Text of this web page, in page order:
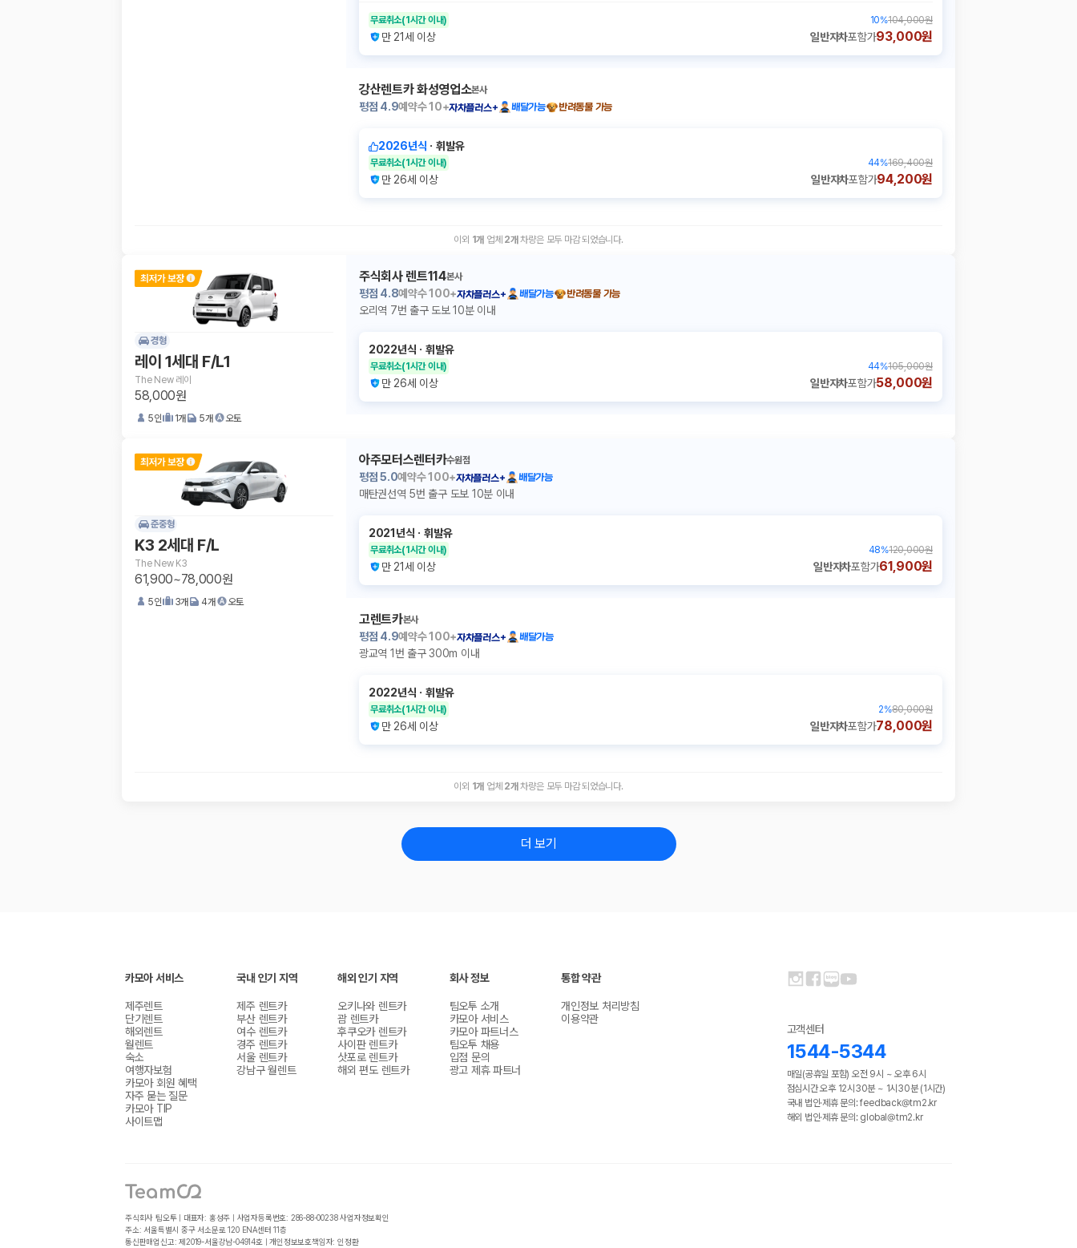
무료취소(1시간 이내) 10%104,000원
만 21세 이상 일반자차포함가93,000원
강산렌트카 화성영업소본사
평점 4.9예약수10+자차플러스+ 배달가능 반려동물 가능
2026년식 ㆍ휘발유
무료취소(1시간 이내) 44%169,400원
만 26세 이상 일반자차포함가94,200원
이외 1개 업체 2개 차량은 모두 마감 되었습니다.
경형
레이 1세대 F/L1
The New 레이
58,000원
5인 1개 5개 오토
주식회사 렌트114본사
평점 4.8예약수100+자차플러스+ 배달가능 반려동물 가능
오리역 7번 출구 도보 10분 이내
2022년식 ㆍ휘발유
무료취소(1시간 이내) 44%105,000원
만 26세 이상 일반자차포함가58,000원
준중형
K3 2세대 F/L
The New K3
61,900~78,000원
5인 3개 4개 오토
아주모터스렌터카수원점
평점5.0예약수100+자차플러스+ 배달가능
매탄권선역 5번 출구 도보 10분 이내
2021년식 ㆍ휘발유
무료취소(1시간 이내) 48%120,000원
만 21세 이상 일반자차포함가61,900원
고렌트카본사
평점 4.9예약수100+자차플러스+ 배달가능
광교역 1번 출구 300m 이내
2022년식 ㆍ휘발유
무료취소(1시간 이내) 2%80,000원
만 26세 이상 일반자차포함가78,000원
이외 1개 업체 2개 차량은 모두 마감 되었습니다.
더 보기
카모아 서비스
제주렌트
단기렌트
해외렌트
월렌트
숙소
여행자보험
카모아 회원 혜택
자주 묻는 질문
카모아 TIP
사이트맵
국내 인기 지역
제주 렌트카
부산 렌트카
여수 렌트카
경주 렌트카
서울 렌트카
강남구 월렌트
해외 인기 지역
오키나와 렌트카
괌 렌트카
후쿠오카 렌트카
사이판 렌트카
삿포로 렌트카
해외 편도 렌트카
회사 정보
팀오투 소개
카모아 서비스
카모아 파트너스
팀오투 채용
입점 문의
광고 제휴 파트너
통합 약관
개인정보 처리방침
이용약관
고객센터
1544-5344
매일(공휴일 포함) 오전 9시 ~ 오후 6시
점심시간 오후 12시30분 ~ 1시30분 (1시간)
국내 법인·제휴 문의: feedback@tm2.kr
해외 법인·제휴 문의: global@tm2.kr
주식회사 팀오투 | 대표자: 홍성주 | 사업자등록번호: 286-88-00238 사업자정보확인
주소: 서울특별시 중구 서소문로 120 ENA센터 11층
통신판매업신고: 제2019-서울강남-04914호 | 개인정보보호책임자: 인정환